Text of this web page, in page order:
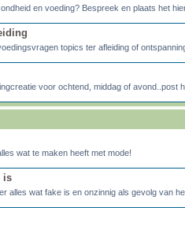
en voeding? Bespreek en plaats het
topics ter afleiding of
voor ochtend, middag of avond..post
wat te maken heeft met mode!
is
alles wat fake is en onzinnig als gevolg van